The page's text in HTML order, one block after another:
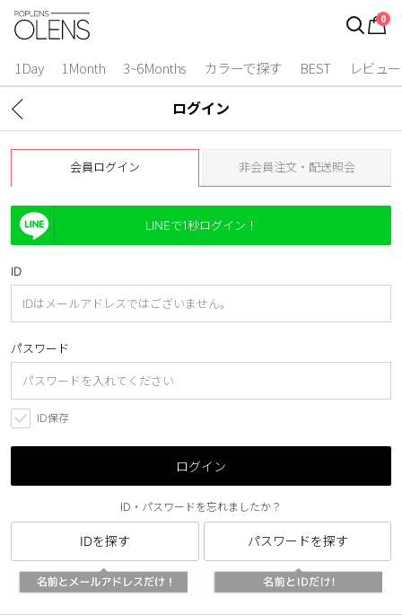
0
1Day 1Month 3~6Months カラーで探す BEST レビュー
ログイン
カラコン比較
今月限定特典
カラコン
1 Day
2 Weeks
1 Month
3~6 Months
よりどりキット
カラー
ブラック
ブルー
ピンク
透明
乱視用
ハロウィンカラコン
ログイン
会員ログイン 非会員注文・配送照会
LINEで1秒ログイン！
ID
パスワード
ID保存
ログイン
ID・パスワードを忘れましたか？
IDを探す パスワードを探す